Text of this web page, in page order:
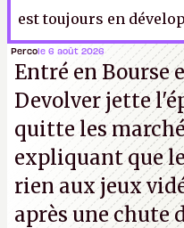
est toujours en
Percole 6 août 2026
Entré en Bourse
Devolver jette
quitte les
expliquant que
rien aux jeux
après une chute